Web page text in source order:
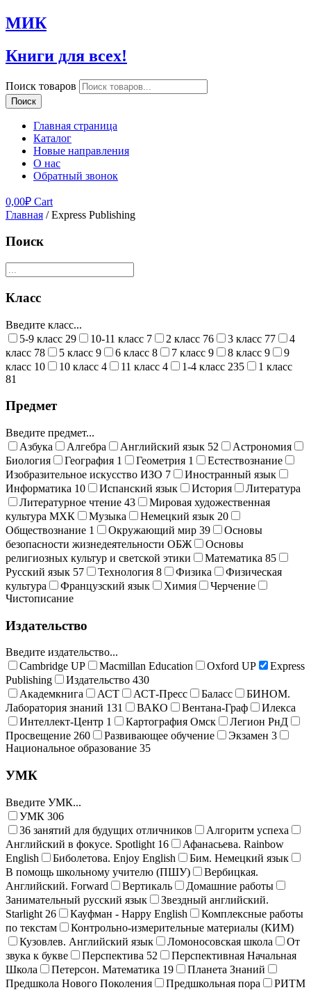
МИК
Книги для всех!
Поиск товаров
Поиск
Главная страница
Каталог
Новые направления
О нас
Обратный звонок
0,00₽ Cart
Главная / Express Publishing
Поиск
Класс
Введите класс...
5-9 класс 29 10-11 класс 7 2 класс 76 3 класс 77
4
класс 78 5 класс 9 6 класс 8 7 класс 9 8 класс 9
9
класс 10 10 класс 4 11 класс 4 1-4 класс 235
1 класс
81
Предмет
Введите предмет...
Азбука
Алгебра Английский язык 52
Астрономия
Биология
География 1 Геометрия 1
Естествознание
Изобразительное искусство ИЗО 7
Иностранный язык
Информатика 10 Испанский язык История
Литература
Литературное чтение 43
Мировая художественная
культура МХК
Музыка Немецкий язык 20
Обществознание 1 Окружающий мир 39
Основы
безопасности жизнедеятельности ОБЖ
Основы
религиозных культур и светской этики
Математика 85
Русский язык 57 Технология 8 Физика
Физическая
культура
Французский язык Химия
Черчение
Чистописание
Издательство
Введите издательство...
Cambridge UP
Macmillan Education Oxford UP
Express
Publishing
Издательство 430
Академкнига
АСТ АСТ-Пресс Баласс
БИНОМ.
Лаборатория знаний 131 ВАКО Вентана-Граф
Илекса
Интеллект-Центр 1 Картография Омск
Легион РнД
Просвещение 260 Развивающее обучение Экзамен 3
Национальное образование 35
УМК
Введите УМК...
УМК 306
36 занятий для будущих отличников
Алгоритм успеха
Английский в фокусе. Spotlight 16
Афанасьева. Rainbow
English
Биболетова. Enjoy English
Бим. Немецкий язык
В помощь школьному учителю (ПШУ)
Вербицкая.
Английский. Forward
Вертикаль
Домашние работы
Занимательный русский язык
Звездный английский.
Starlight 26 Кауфман - Happy English
Комплексные работы
по текстам
Контрольно-измерительные материалы (КИМ)
Кузовлев. Английский язык
Ломоносовская школа
От
звука к букве
Перспектива 52
Перспективная Начальная
Школа
Петерсон. Математика 19
Планета Знаний
Предшкола Нового Поколения
Предшкольная пора
РИТМ